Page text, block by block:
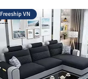
Freeship VN